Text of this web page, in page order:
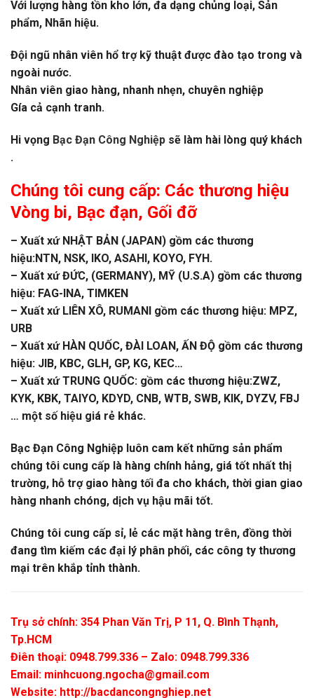
Với lượng hàng tồn kho lớn, đa dạng chủng loại, Sản
phẩm, Nhãn hiệu.
Đội ngũ nhân viên hổ trợ kỹ thuật được đào tạo trong và
ngoài nước.
Nhân viên giao hàng, nhanh nhẹn, chuyên nghiệp
Gía cả cạnh tranh.
Hi vọng Bạc Đạn Công Nghiệp sẽ làm hài lòng quý khách
.
Chúng tôi cung cấp: Các thương hiệu
Vòng bi, Bạc đạn, Gối đỡ
– Xuất xứ NHẬT BẢN (JAPAN) gồm các thương
hiệu:NTN, NSK, IKO, ASAHI, KOYO, FYH.
– Xuất xứ ĐỨC, (GERMANY), MỸ (U.S.A) gồm các thương
hiệu: FAG-INA, TIMKEN
– Xuất xứ LIÊN XÔ, RUMANI gồm các thương hiệu: MPZ,
URB
– Xuất xứ HÀN QUỐC, ĐÀI LOAN, ẤN ĐỘ gồm các thương
hiệu: JIB, KBC, GLH, GP, KG, KEC…
– Xuất xứ TRUNG QUỐC: gồm các thương hiệu:ZWZ,
KYK, KBK, TAIYO, KDYD, CNB, WTB, SWB, KIK, DYZV, FBJ
… một số hiệu giá rẻ khác.
Bạc Đạn Công Nghiệp luôn cam kết những sản phẩm
chúng tôi cung cấp là hàng chính hảng, giá tốt nhất thị
trường, hỗ trợ giao hàng tối đa cho khách, thời gian giao
hàng nhanh chóng, dịch vụ hậu mãi tốt.
Chúng tôi cung cấp sỉ, lẻ các mặt hàng trên, đồng thời
đang tìm kiếm các đại lý phân phối, các công ty thương
mại trên khắp tỉnh thành.
Trụ sở chính: 354 Phan Văn Trị, P 11, Q. Bình Thạnh,
Tp.HCM
Điên thoại: 0948.799.336 – Zalo: 0948.799.336
Email: minhcuong.ngocha@gmail.com
Website: http://bacdancongnghiep.net